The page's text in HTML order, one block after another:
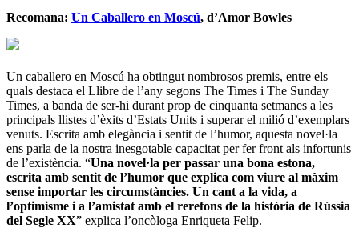
Recomana: Un Caballero en Moscú, d’Amor Bowles
Un caballero en Moscú ha obtingut nombrosos premis, entre els
quals destaca el Llibre de l’any segons The Times i The Sunday
Times, a banda de ser-hi durant prop de cinquanta setmanes a les
principals llistes d’èxits d’Estats Units i superar el milió d’exemplars
venuts. Escrita amb elegància i sentit de l’humor, aquesta novel·la
ens parla de la nostra inesgotable capacitat per fer front als infortunis
de l’existència. “Una novel·la per passar una bona estona,
escrita amb sentit de l’humor que explica com viure al màxim
sense importar les circumstàncies. Un cant a la vida, a
l’optimisme i a l’amistat amb el rerefons de la història de Rússia
del Segle XX” explica l’oncòloga Enriqueta Felip.